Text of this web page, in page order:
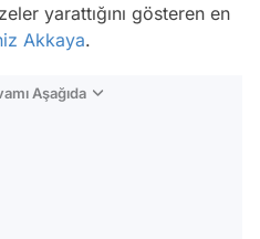
yarattığını gösteren en
Akkaya.
Aşağıda